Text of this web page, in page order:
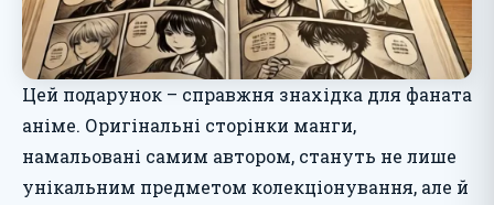
Цей подарунок – справжня знахідка для фаната
аніме. Оригінальні сторінки манги,
намальовані самим автором, стануть не лише
унікальним предметом колекціонування, але й